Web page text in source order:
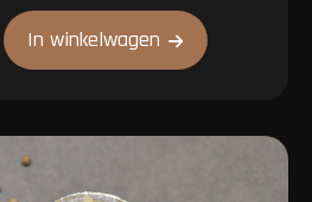
In winkelwagen